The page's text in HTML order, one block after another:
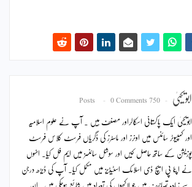
ابویحییٰ 750 Posts
0 Comments
ابویحییٰ ایک پاکستانی اسکالراور مصنف ہیں ۔ آپ نے علوم اسلامیہ
اور کمپیوٹر سائنس میں اونرز اور ماسٹرز کی ڈگریاں فرسٹ کلاس فرسٹ
پوزیشن کے ساتھ حاصل کیں اور سوشل سائنسز میں ایم فل کیا۔ انہوں
نے اپنا پی ایچ ڈی اسلامک اسٹیڈیز میں مکمل کیا۔ آپ کی ڈیڑھ درجن
سے زیادہ تصانیف ہیں جو لاکھوں کی تعداد میں شائع ہوچکی ہیں۔ ان